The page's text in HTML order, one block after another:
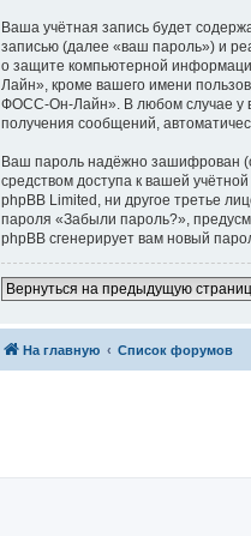
Ваша учётная запись будет
записью (далее «ваш пароль») и
о защите компьютерной
Лайн», кроме вашего имени
ФОСС-Он-Лайн». В любом случае у
получения сообщений,
Ваш пароль надёжно зашифрован
средством доступа к вашей
phpBB Limited, ни другое третье
пароля «Забыли пароль?»,
phpBB сгенерирует вам новый
Вернуться на предыдущую
На главную Список форумов